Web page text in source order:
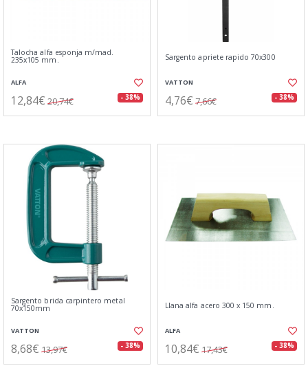
Talocha alfa esponja m/mad.
235x105 mm.
ALFA
12,84€ 20,74€ - 38%
Sargento apriete rapido 70x300
VATTON
4,76€ 7,66€ - 38%
Sargento brida carpintero metal
70x150mm
VATTON
8,68€ 13,97€ - 38%
Llana alfa acero 300 x 150 mm.
ALFA
10,84€ 17,43€ - 38%